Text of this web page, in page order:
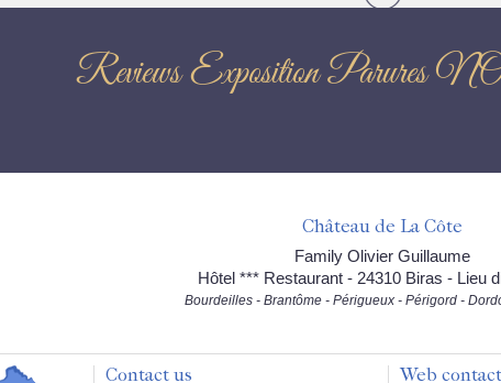
Reviews Exposition
Château de La Côte
Family Olivier Guillaume
Hôtel *** Restaurant - 24310 Biras - Lieu
Bourdeilles - Brantôme - Périgueux - Périgord -
Contact us Web